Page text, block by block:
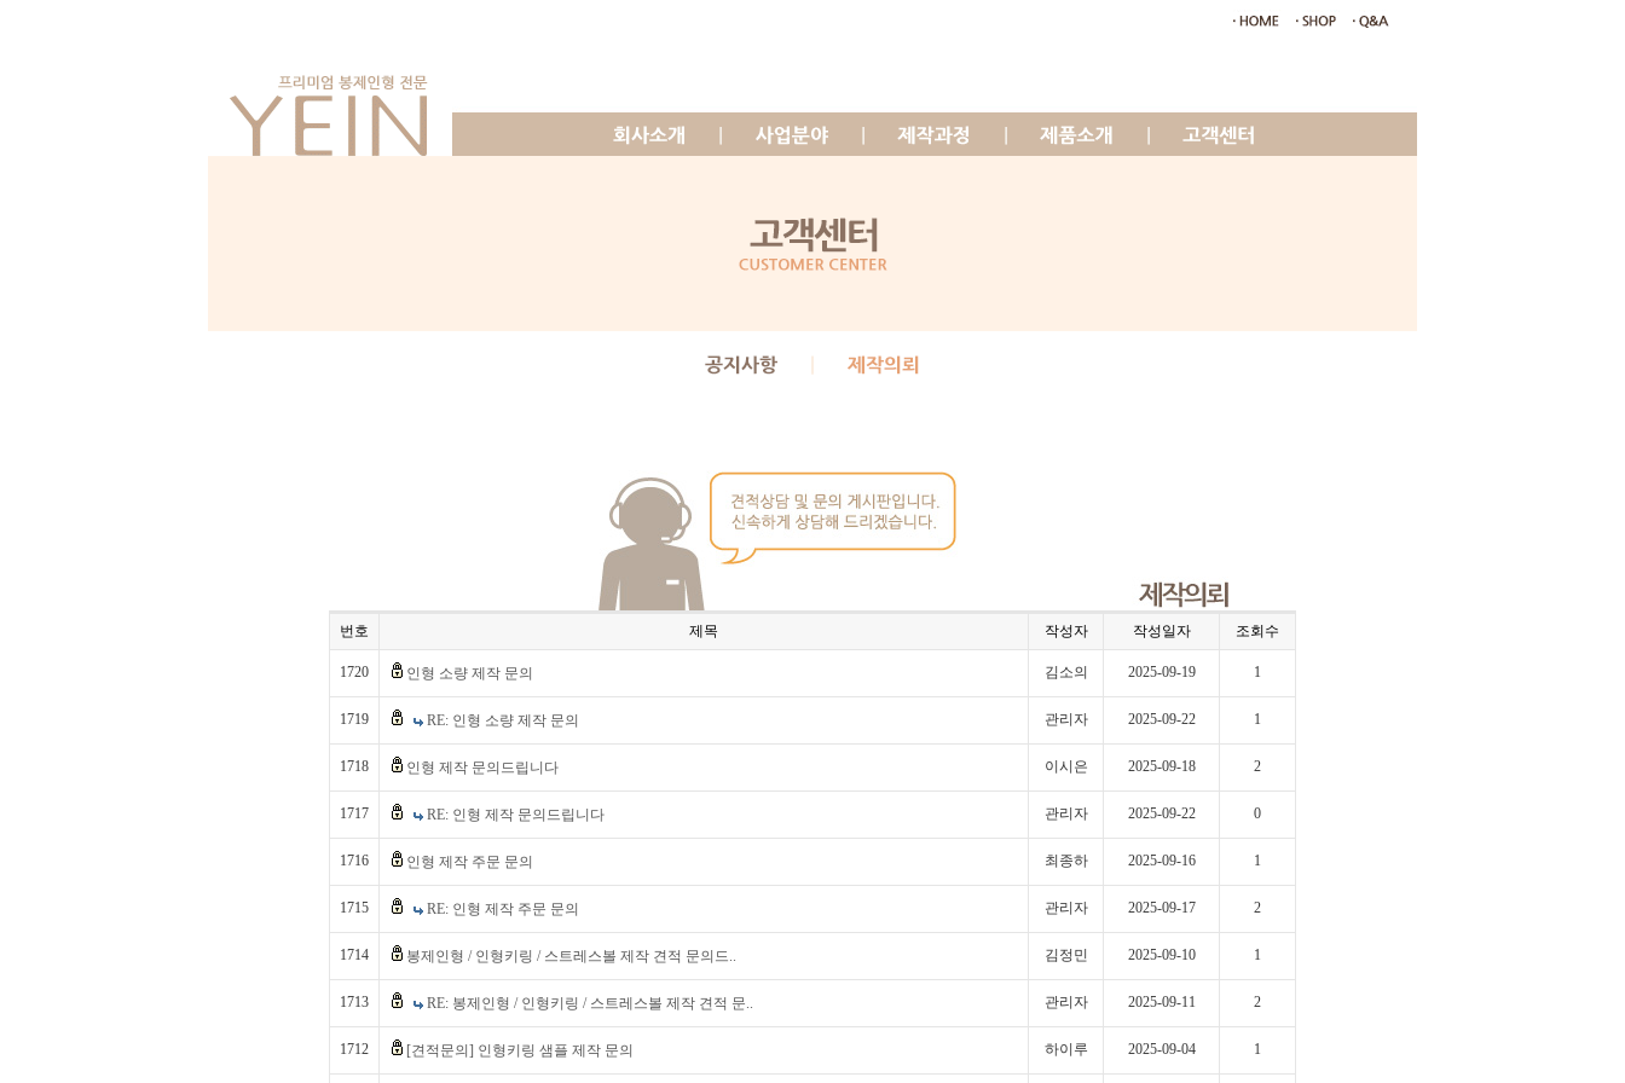
번호 제목 작성자 작성일자 조회수
1720 인형 소량 제작 문의 김소의 2025-09-19 1
1719 RE: 인형 소량 제작 문의 관리자 2025-09-22 1
1718 인형 제작 문의드립니다 이시은 2025-09-18 2
1717 RE: 인형 제작 문의드립니다 관리자 2025-09-22 0
1716 인형 제작 주문 문의 최종하 2025-09-16 1
1715 RE: 인형 제작 주문 문의 관리자 2025-09-17 2
1714 봉제인형 / 인형키링 / 스트레스볼 제작 견적 문의드.. 김정민 2025-09-10 1
1713 RE: 봉제인형 / 인형키링 / 스트레스볼 제작 견적 문.. 관리자 2025-09-11 2
1712 [견적문의] 인형키링 샘플 제작 문의 하이루 2025-09-04 1